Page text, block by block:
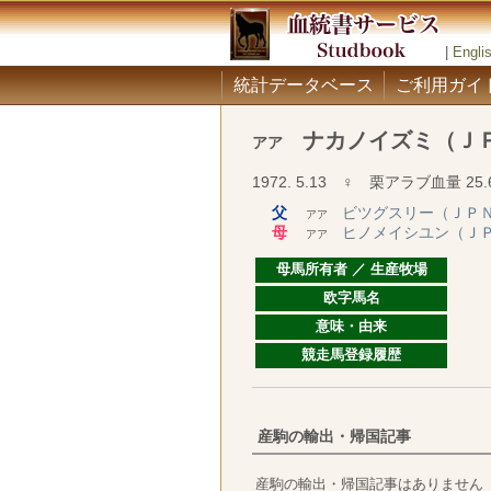
統計データベース ご利用ガイ
アア ナカノイズミ（Ｊ
1972. 5.13 ♀ 栗アラブ血量
父
アア
ビツグスリー（ＪＰ
母
アア ヒノメイシユン（Ｊ
母馬所有者 ／ 生産牧場
欧字馬名
意味・由来
競走馬登録履歴
産駒の輸出・帰国記事
産駒の輸出・帰国記事はありません